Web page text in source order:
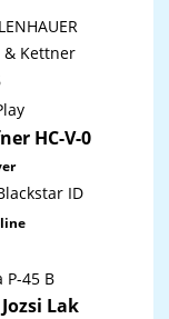
& Kettner
HC-V-0
ID
P-45 B
Jozsi Lak